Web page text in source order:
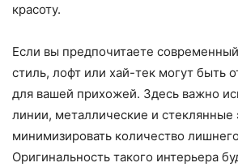
красоту.
Если вы предпочитаете
стиль, лофт или хай-тек могут быть
для вашей прихожей. Здесь важно
линии, металлические и
минимизировать количество
Оригинальность такого интерьера